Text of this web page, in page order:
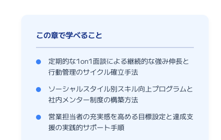
定期的な1on1面談による継続的な強み伸長と
行動管理のサイクル確立手法
ソーシャルスタイル別スキル向上プログラムと
社内メンター制度の構築方法
営業担当者の充実感を高める目標設定と達成支
援の実践的サポート手順